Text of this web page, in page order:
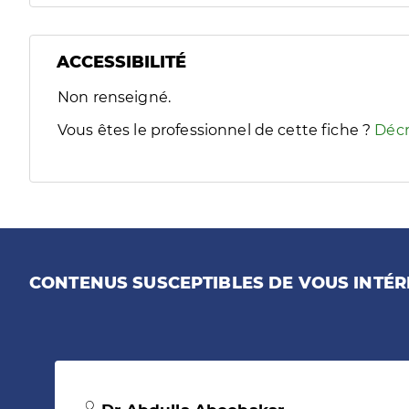
ACCESSIBILITÉ
Filtres
Sélectionnez un ou plusieurs handicaps/besoins
Non renseigné.
Vous êtes le professionnel de cette fiche ?
CONTENUS SUSCEPTIBLES DE VOUS